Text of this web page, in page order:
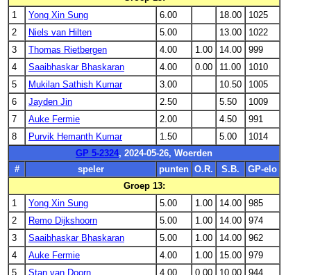
1
Yong Xin Sung 6.00 18.00
1025
2
Niels van Hilten 5.00 13.00
1022
3
Thomas Rietbergen 4.00 1.00 14.00
999
4
Saaibhaskar Bhaskaran 4.00 0.00 11.00
1010
5
Mukilan Sathish Kumar 3.00 10.50
1005
6
Jayden Jin 2.50 5.50
1009
7
Auke Fermie 2.00 4.50
991
8
Purvik Hemanth Kumar 1.50 5.00
1014
GP 5-2324, 2024-05-26, Woerden
#
speler punten O.R. S.B.
GP-elo
Groep 13:
1
Yong Xin Sung 5.00 1.00 14.00
985
2
Remo Dijkshoorn 5.00 1.00 14.00
974
3
Saaibhaskar Bhaskaran 5.00 1.00 14.00
962
4
Auke Fermie 4.00 1.00 15.00
979
5
Stan van Doorn 4.00 0.00 10.00 944